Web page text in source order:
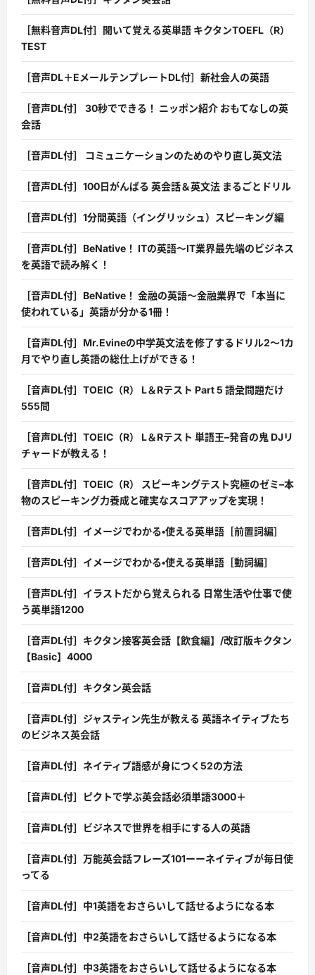
［無料音声DL付］聞いて覚える英単語 キクタンTOEFL（R）
TEST
［音声DL＋EメールテンプレートDL付］新社会人の英語
［音声DL付］ 30秒でできる！ ニッポン紹介 おもてなしの英
会話
［音声DL付］ コミュニケーションのためのやり直し英文法
［音声DL付］100日がんばる 英会話＆英文法 まるごとドリル
［音声DL付］1分間英語（イングリッシュ）スピーキング編
［音声DL付］BeNative！ ITの英語〜IT業界最先端のビジネス
を英語で読み解く！
［音声DL付］BeNative！ 金融の英語〜金融業界で「本当に
使われている」英語が分かる1冊！
［音声DL付］Mr.Evineの中学英文法を修了するドリル2〜1カ
月でやり直し英語の総仕上げができる！
［音声DL付］TOEIC（R） L＆Rテスト Part 5 語彙問題だけ
555問
［音声DL付］TOEIC（R） L＆Rテスト 単語王–発音の鬼 DJリ
チャードが教える！
［音声DL付］TOEIC（R） スピーキングテスト究極のゼミ–本
物のスピーキング力養成と確実なスコアアップを実現！
［音声DL付］イメージでわかる・使える英単語［前置詞編］
［音声DL付］イメージでわかる・使える英単語［動詞編］
［音声DL付］イラストだから覚えられる 日常生活や仕事で使
う英単語1200
［音声DL付］キクタン接客英会話【飲食編】/改訂版キクタン
【Basic】4000
［音声DL付］キクタン英会話
［音声DL付］ジャスティン先生が教える 英語ネイティブたち
のビジネス英会話
［音声DL付］ネイティブ語感が身につく52の方法
［音声DL付］ピクトで学ぶ英会話必須単語3000＋
［音声DL付］ビジネスで世界を相手にする人の英語
［音声DL付］万能英会話フレーズ101ーーネイティブが毎日使
ってる
［音声DL付］中1英語をおさらいして話せるようになる本
［音声DL付］中2英語をおさらいして話せるようになる本
［音声DL付］中3英語をおさらいして話せるようになる本